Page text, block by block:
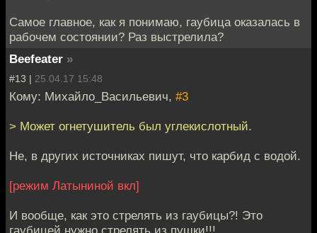
Самое главное, как я понимаю, гаубица оказалась в
рабочем состоянии? Раз выстрелила?
Beefeater »
#13 | 25.04.17 15:48
Кому: Михайло_Васильевич, #3
> Может огнетушитель был углекислотный.
Не, в других источниках пишут, что карбид с водой.
[режим Латыниной вкл]
И вообще, как это стрелять из гаубицы?! Это
гаубицей нужно стрелять из пушки!!!